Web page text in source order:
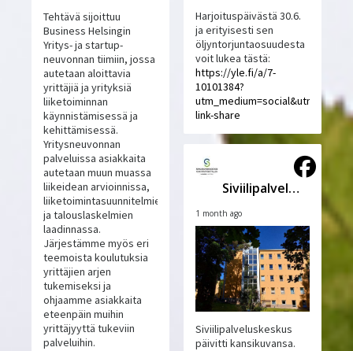
Tehtävä sijoittuu
Business Helsingin
Yritys- ja startup-
neuvonnan tiimiin, jossa
autetaan aloittavia
yrittäjiä ja yrityksiä
liiketoiminnan
käynnistämisessä ja
kehittämisessä.
Yritysneuvonnan
palveluissa asiakkaita
autetaan muun muassa
liikeidean arvioinnissa,
liiketoimintasuunnitelmien
ja talouslaskelmien
laadinnassa.
Järjestämme myös eri
teemoista koulutuksia
yrittäjien arjen
tukemiseksi ja
ohjaamme asiakkaita
eteenpäin muihin
yrittäjyyttä tukeviin
palveluihin.
Harjoituspäivästä 30.6.
ja erityisesti sen
öljyntorjuntaosuudesta
voit lukea tästä:
https://yle.fi/a/7-
10101384?
link-share
Siviilipalveluskeskus
1 month ago
Siviilipalveluskeskus
päivitti kansikuvansa.